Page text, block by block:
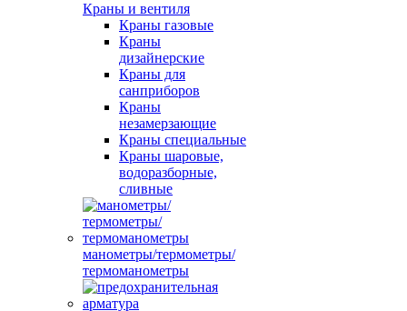
Краны и вентиля
Краны газовые
Краны
дизайнерские
Краны для
санприборов
Краны
незамерзающие
Краны специальные
Краны шаровые,
водоразборные,
сливные
манометры/термометры/
термоманометры